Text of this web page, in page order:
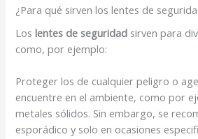
¿Para qué sirven los lentes de
Loslentes de seguridad sirven para
como, por ejemplo:
Proteger los de cualquier peligro o
encuentre en el ambiente, como por
metales sólidos. Sin embargo, se
esporádico y solo en ocasiones